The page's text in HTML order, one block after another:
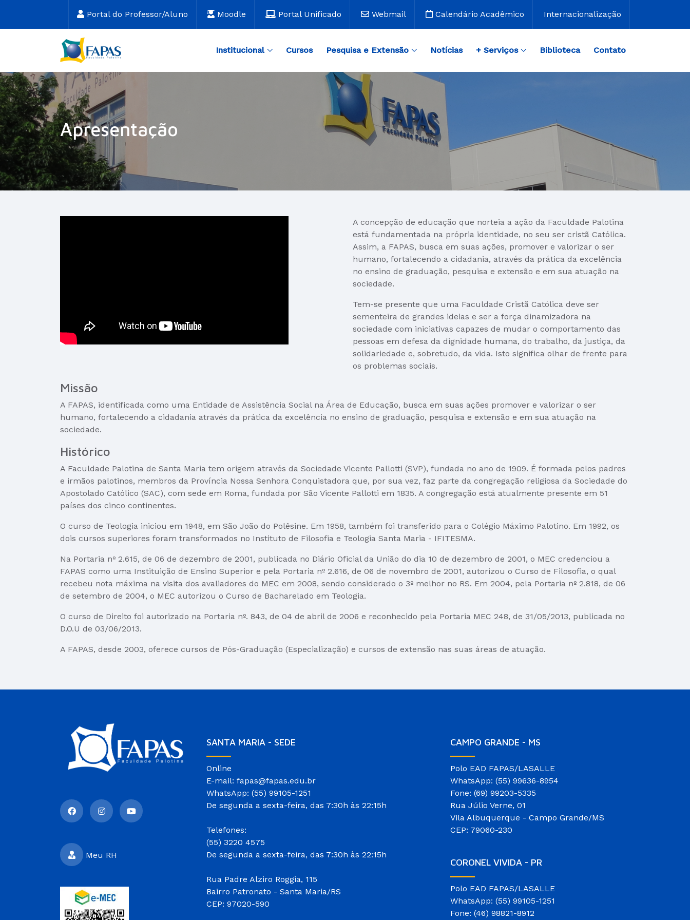
Portal do Professor/Aluno Moodle Portal Unificado Webmail Calendário Acadêmico Internacionalização
Institucional Cursos Pesquisa e Extensão Notícias + Serviços Biblioteca Contato
Apresentação
A concepção de educação que norteia a ação da Faculdade Palotina
está fundamentada na própria identidade, no seu ser cristã Católica.
Assim, a FAPAS, busca em suas ações, promover e valorizar o ser
humano, fortalecendo a cidadania, através da prática da excelência
no ensino de graduação, pesquisa e extensão e em sua atuação na
sociedade.
Tem-se presente que uma Faculdade Cristã Católica deve ser
sementeira de grandes ideias e ser a força dinamizadora na
sociedade com iniciativas capazes de mudar o comportamento das
pessoas em defesa da dignidade humana, do trabalho, da justiça, da
solidariedade e, sobretudo, da vida. Isto significa olhar de frente para
os problemas sociais.
Missão
A FAPAS, identificada como uma Entidade de Assistência Social na Área de Educação, busca em suas ações promover e valorizar o ser
humano, fortalecendo a cidadania através da prática da excelência no ensino de graduação, pesquisa e extensão e em sua atuação na
sociedade.
Histórico
A Faculdade Palotina de Santa Maria tem origem através da Sociedade Vicente Pallotti (SVP), fundada no ano de 1909. É formada pelos padres
e irmãos palotinos, membros da Província Nossa Senhora Conquistadora que, por sua vez, faz parte da congregação religiosa da Sociedade do
Apostolado Católico (SAC), com sede em Roma, fundada por São Vicente Pallotti em 1835. A congregação está atualmente presente em 51
países dos cinco continentes.
O curso de Teologia iniciou em 1948, em São João do Polêsine. Em 1958, também foi transferido para o Colégio Máximo Palotino. Em 1992, os
dois cursos superiores foram transformados no Instituto de Filosofia e Teologia Santa Maria - IFITESMA.
Na Portaria nº 2.615, de 06 de dezembro de 2001, publicada no Diário Oficial da União do dia 10 de dezembro de 2001, o MEC credenciou a
FAPAS como uma Instituição de Ensino Superior e pela Portaria nº 2.616, de 06 de novembro de 2001, autorizou o Curso de Filosofia, o qual
recebeu nota máxima na visita dos avaliadores do MEC em 2008, sendo considerado o 3º melhor no RS. Em 2004, pela Portaria nº 2.818, de 06
de setembro de 2004, o MEC autorizou o Curso de Bacharelado em Teologia.
O curso de Direito foi autorizado na Portaria nº. 843, de 04 de abril de 2006 e reconhecido pela Portaria MEC 248, de 31/05/2013, publicada no
D.O.U de 03/06/2013.
A FAPAS, desde 2003, oferece cursos de Pós-Graduação (Especialização) e cursos de extensão nas suas áreas de atuação.
Meu RH
SANTA MARIA - SEDE
Online
E-mail: fapas@fapas.edu.br
WhatsApp: (55) 99105-1251
De segunda a sexta-feira, das 7:30h às 22:15h
Telefones:
(55) 3220 4575
De segunda a sexta-feira, das 7:30h às 22:15h
Rua Padre Alziro Roggia, 115
Bairro Patronato - Santa Maria/RS
CEP: 97020-590
CAMPO GRANDE - MS
Polo EAD FAPAS/LASALLE
WhatsApp: (55) 99636-8954
Fone: (69) 99203-5335
Rua Júlio Verne, 01
Vila Albuquerque - Campo Grande/MS
CEP: 79060-230
CORONEL VIVIDA - PR
Polo EAD FAPAS/LASALLE
WhatsApp: (55) 99105-1251
Fone: (46) 98821-8912